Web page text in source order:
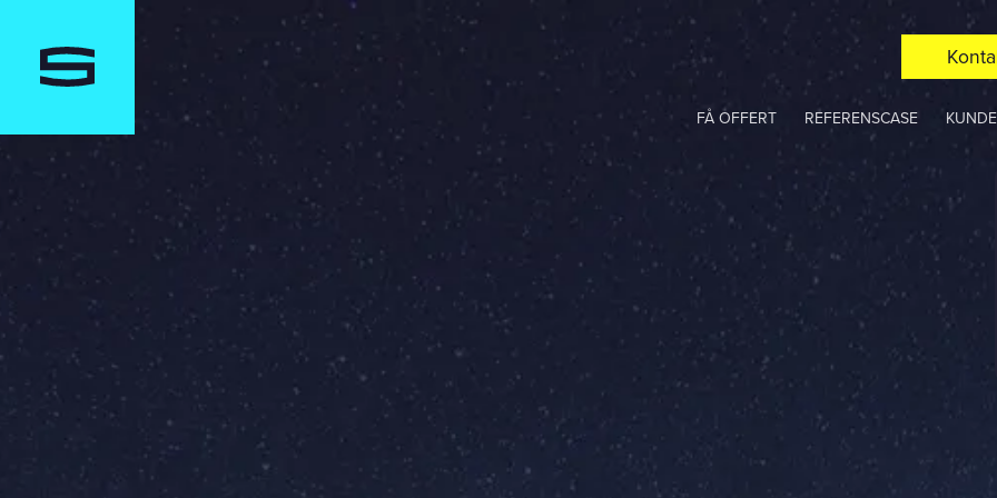
FÅ OFFERT REFERENSCASE